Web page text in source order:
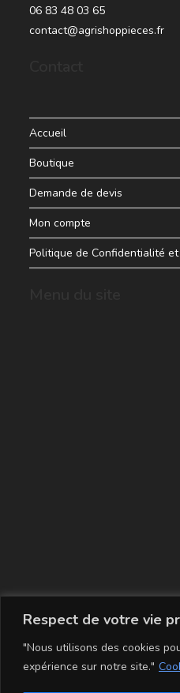
Respect de votre vie
"Nous utilisons des cookies
expérience sur notre site."
06 83 48 03 65
contact@agrishoppieces.fr
Accueil
Boutique
Demande de devis
Mon compte
Politique de Confidentialité et
La carte